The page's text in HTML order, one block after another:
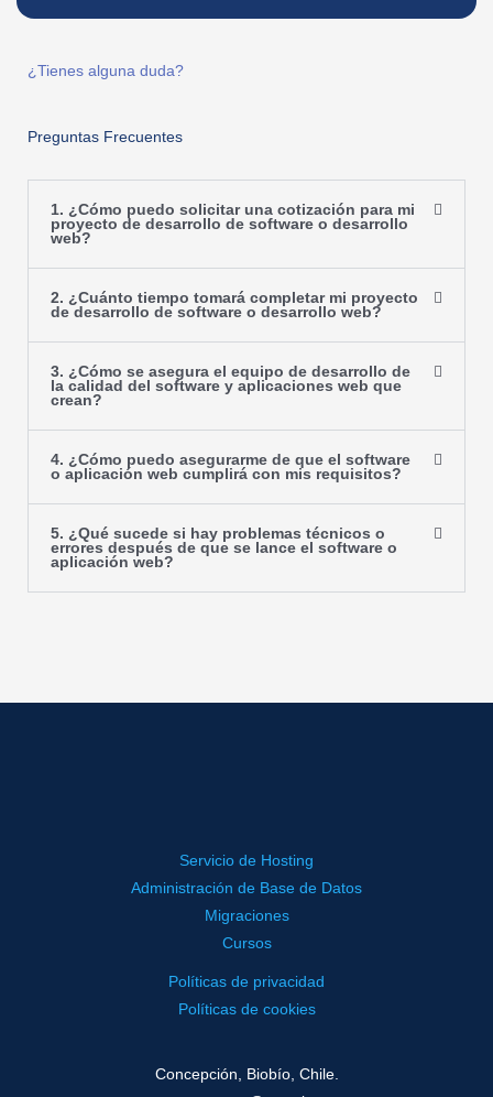
¿Tienes alguna duda?
Preguntas Frecuentes
1. ¿Cómo puedo solicitar una cotización para mi
proyecto de desarrollo de software o desarrollo
web?
2. ¿Cuánto tiempo tomará completar mi proyecto
de desarrollo de software o desarrollo web?
3. ¿Cómo se asegura el equipo de desarrollo de
la calidad del software y aplicaciones web que
crean?
4. ¿Cómo puedo asegurarme de que el software
o aplicación web cumplirá con mis requisitos?
5. ¿Qué sucede si hay problemas técnicos o
errores después de que se lance el software o
aplicación web?
Servicio de Hosting
Administración de Base de Datos
Migraciones
Cursos
Políticas de privacidad
Políticas de cookies
Concepción, Biobío, Chile.